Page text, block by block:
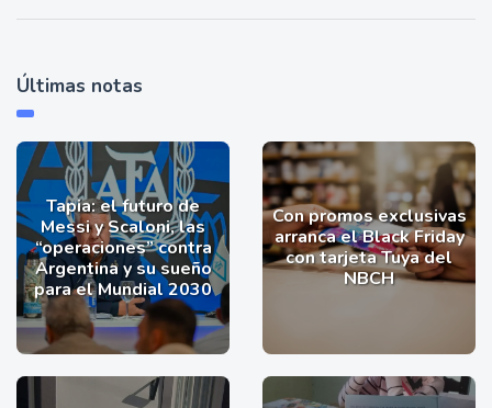
Últimas notas
Tapia: el futuro de
Messi y Scaloni, las
“operaciones” contra
Argentina y su sueño
para el Mundial 2030
Con promos exclusivas
arranca el Black Friday
con tarjeta Tuya del
NBCH